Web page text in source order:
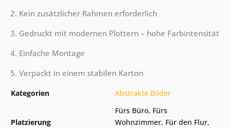
2. Kein zusätzlicher Rahmen erforderlich
3. Gedruckt mit modernen Plottern – hohe Farbintensität
4. Einfache Montage
5. Verpackt in einem stabilen Karton
Kategorien Abstrakte Bilder
Platzierung
Fürs Büro, Fürs
Wohnzimmer, Für den Flur,